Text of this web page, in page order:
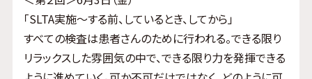
「SLTA実施～する前、しているとき、してから」
すべての検査は患者さんのために行われる。できる限り
リラックスした雰囲気の中で、できる限り力を発揮できる